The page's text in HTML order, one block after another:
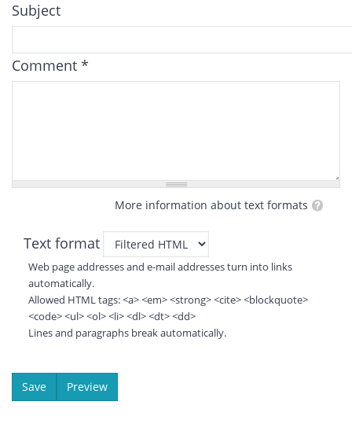
Subject
Comment *
More information about text formats
Text format
Web page addresses and e-mail addresses turn into links
automatically.
Allowed HTML tags: <a> <em> <strong> <cite> <blockquote>
<code> <ul> <ol> <li> <dl> <dt> <dd>
Lines and paragraphs break automatically.